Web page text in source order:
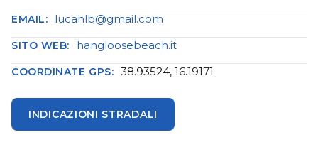
EMAIL: lucahlb@gmail.com
SITO WEB: hangloosebeach.it
COORDINATE GPS: 38.93524, 16.19171
INDICAZIONI STRADALI